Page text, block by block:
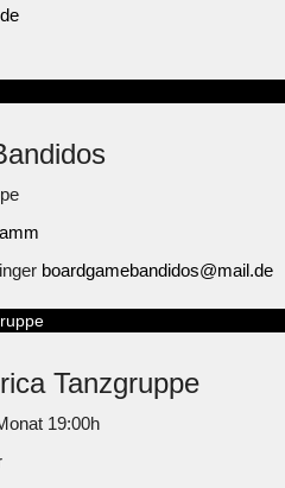
boardgamebandidos@mail.de
Tanzgruppe
19:00h